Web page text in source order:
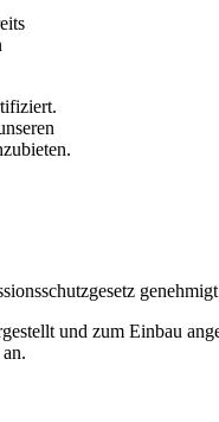
und zum Einbau